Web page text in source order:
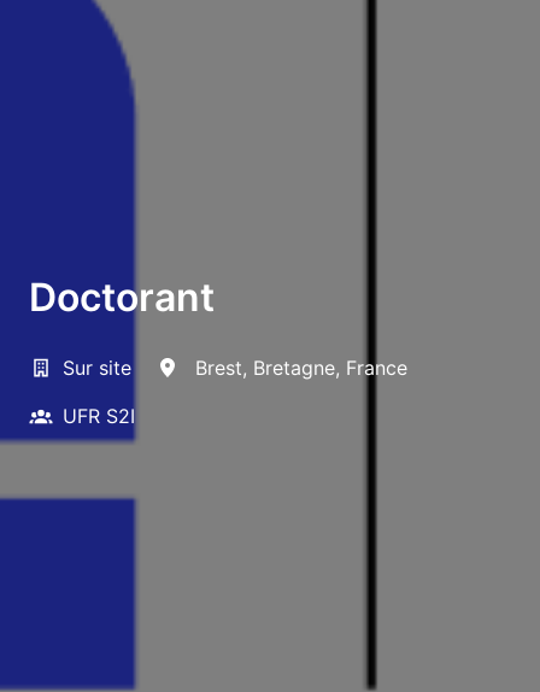
Doctorant
Sur site Brest, Bretagne, France
UFR S2I